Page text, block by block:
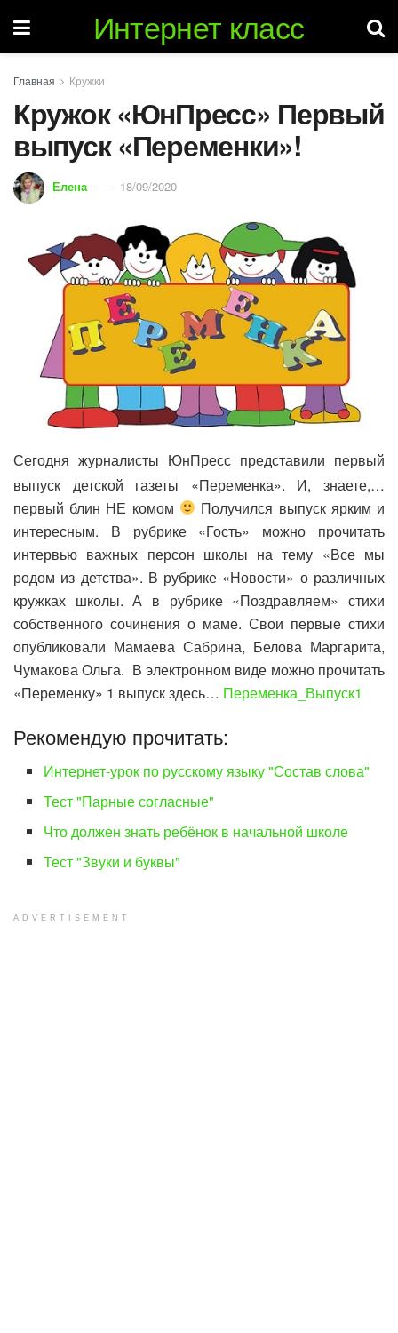
Интернет класс
Главная Кружки
Кружок «ЮнПресс» Первый
выпуск «Переменки»!
Елена 18/09/2020
Сегодня журналисты ЮнПресс представили первый
выпуск детской газеты «Переменка». И, знаете,…
первый блин НЕ комом
Получился выпуск ярким и
интересным. В рубрике «Гость» можно прочитать
интервью важных персон школы на тему «Все мы
родом из детства». В рубрике «Новости» о различных
кружках школы. А в рубрике «Поздравляем» стихи
собственного сочинения о маме. Свои первые стихи
опубликовали Мамаева Сабрина, Белова Маргарита,
Чумакова Ольга. В электронном виде можно прочитать
«Переменку» 1 выпуск здесь… Переменка_Выпуск1
Рекомендую прочитать:
Интернет-урок по русскому языку "Состав слова"
Тест "Парные согласные"
Что должен знать ребёнок в начальной школе
Тест "Звуки и буквы"
ADVERTISEMENT